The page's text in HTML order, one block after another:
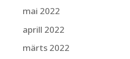
mai 2022
aprill 2022
märts 2022